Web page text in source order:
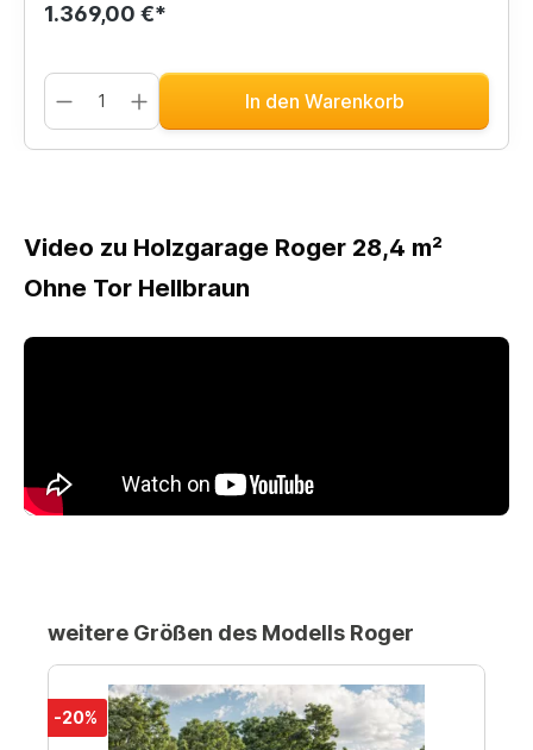
1.369,00 €*
In den Warenkorb
Video zu Holzgarage Roger 28,4 m²
Ohne Tor Hellbraun
weitere Größen des Modells Roger
-20%